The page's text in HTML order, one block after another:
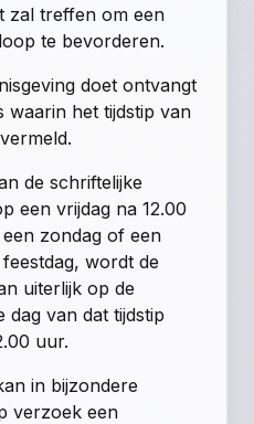
zal treffen om een
te bevorderen.
doet ontvangt
waarin het tijdstip van
de schriftelijke
een vrijdag na 12.00
zondag of een
wordt de
uiterlijk op de
dag van dat tijdstip
uur.
in bijzondere
verzoek een